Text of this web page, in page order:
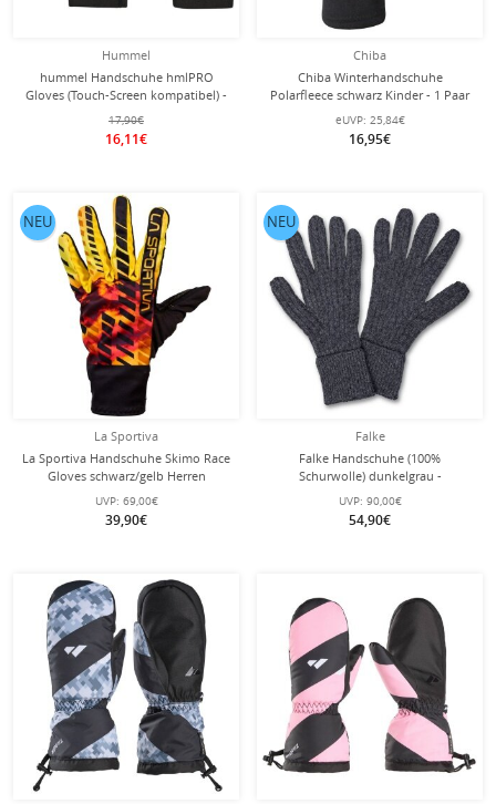
Hummel
hummel Handschuhe hmlPRO
Gloves (Touch-Screen kompatibel) -
schwarz
17,90€
16,11€
Chiba
Chiba Winterhandschuhe
Polarfleece schwarz Kinder - 1 Paar
eUVP: 25,84€
16,95€
La Sportiva
La Sportiva Handschuhe Skimo Race
Gloves schwarz/gelb Herren
UVP: 69,00€
39,90€
NEU
Falke
Falke Handschuhe (100%
Schurwolle) dunkelgrau -
Damen/Herren - 1 Paar
UVP: 90,00€
54,90€
NEU